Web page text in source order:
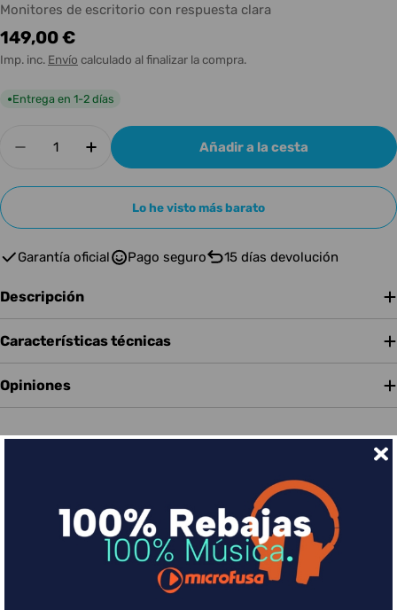
Monitores de escritorio con respuesta clara
Precio
habitual
149,00 €
Imp. inc. Envío calculado al finalizar la compra.
●Entrega en 1-2 días
Disminuir cantidad para Pioneer DJ DM-40D
Aumentar cantidad para Pioneer DJ
Añadir a la cesta
Lo he visto más barato
Garantía oficial Pago seguro 15 días devolución
Descripción
Características técnicas
Opiniones
Financia tus compras con Sequra
Divide en 3 sin coste o hasta en 18 meses por una
pequeña cuota al mes con Sequra